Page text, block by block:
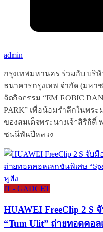
admin
กรุงเทพมหานคร ร่วมกับ บริ
ธนาคารกรุงเทพ จำกัด (มหา
จัดกิจกรรม “EM-ROBIC
PARK” เพื่อน้อมรำลึกในพ
ของสมเด็จพระนางเจ้าสิริกิ
ชนนีพันปีหลวง
IT - GADGET
HUAWEI FreeClip 2 S
“Tum Ulit” ถ่ายทอดคอล